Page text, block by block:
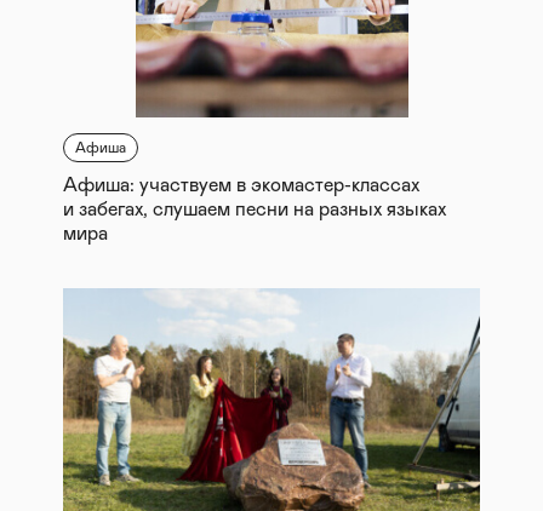
Афиша
Афиша: участвуем в экомастер-классах
и забегах, слушаем песни на разных языках
мира